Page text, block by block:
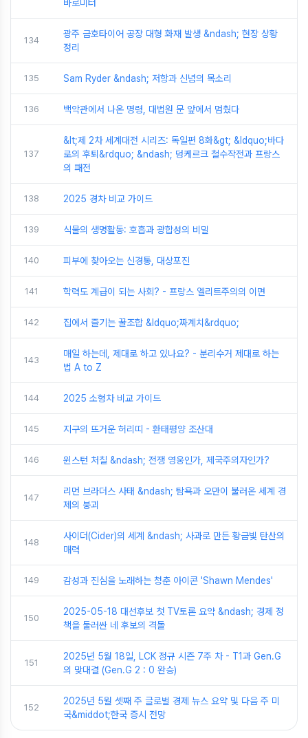
바로미터
134
광주 금호타이어 공장 대형 화재 발생 &ndash; 현장 상황
정리
135 Sam Ryder &ndash; 저항과 신념의 목소리
136 백악관에서 나온 명령, 대법원 문 앞에서 멈췄다
137
&lt;제 2차 세계대전 시리즈: 독일편 8화&gt; &ldquo;바다
로의 후퇴&rdquo; &ndash; 덩케르크 철수작전과 프랑스
의 패전
138 2025 경차 비교 가이드
139 식물의 생명활동: 호흡과 광합성의 비밀
140 피부에 찾아오는 신경통, 대상포진
141 학력도 계급이 되는 사회? - 프랑스 엘리트주의의 이면
142 집에서 즐기는 꿀조합 &ldquo;짜계치&rdquo;
143
매일 하는데, 제대로 하고 있나요? - 분리수거 제대로 하는
법 A to Z
144 2025 소형차 비교 가이드
145 지구의 뜨거운 허리띠 - 환태평양 조산대
146 윈스턴 처칠 &ndash; 전쟁 영웅인가, 제국주의자인가?
147
리먼 브라더스 사태 &ndash; 탐욕과 오만이 불러온 세계 경
제의 붕괴
148
사이더(Cider)의 세계 &ndash; 사과로 만든 황금빛 탄산의
매력
149 감성과 진심을 노래하는 청춘 아이콘 'Shawn Mendes'
150
2025-05-18 대선후보 첫 TV토론 요약 &ndash; 경제 정
책을 둘러싼 네 후보의 격돌
151
2025년 5월 18일, LCK 정규 시즌 7주 차 - T1과 Gen.G
의 맞대결 (Gen.G 2 : 0 완승)
152
2025년 5월 셋째 주 글로벌 경제 뉴스 요약 및 다음 주 미
국&middot;한국 증시 전망